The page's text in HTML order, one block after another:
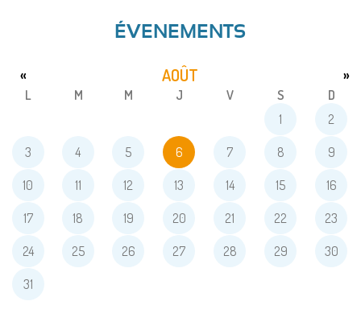
ÉVENEMENTS
AOÛT
« »
L M M J V S
D
1
2
3 4 5 6 7 8 9
10 11 12 13 14 15 16
17 18 19 20 21 22 23
24 25 26 27 28 29 30
31